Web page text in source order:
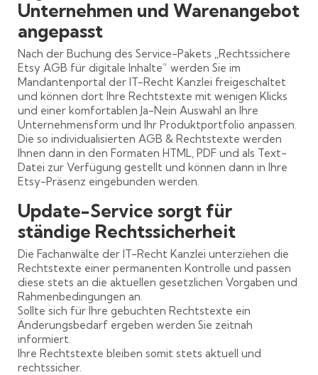
Unternehmen und Warenangebot
angepasst
Nach der Buchung des Service-Pakets „Rechtssichere
Etsy AGB für digitale Inhalte“ werden Sie im
Mandantenportal der IT-Recht Kanzlei freigeschaltet
und können dort Ihre Rechtstexte mit wenigen Klicks
und einer komfortablen Ja-Nein Auswahl an Ihre
Unternehmensform und Ihr Produktportfolio anpassen.
Die so individualisierten AGB & Rechtstexte werden
Ihnen dann in den Formaten HTML, PDF und als Text-
Datei zur Verfügung gestellt und können dann in Ihre
Etsy-Präsenz eingebunden werden.
Update-Service sorgt für
ständige Rechtssicherheit
Die Fachanwälte der IT-Recht Kanzlei unterziehen die
Rechtstexte einer permanenten Kontrolle und passen
diese stets an die aktuellen gesetzlichen Vorgaben und
Rahmenbedingungen an.
Sollte sich für Ihre gebuchten Rechtstexte ein
Änderungsbedarf ergeben werden Sie zeitnah
informiert.
Ihre Rechtstexte bleiben somit stets aktuell und
rechtssicher.